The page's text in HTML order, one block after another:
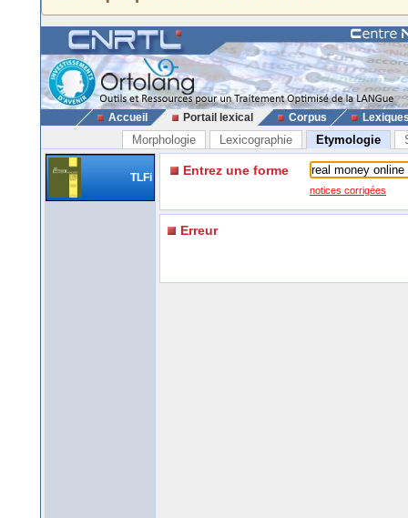
Accueil Portail lexical Corpus
Morphologie Lexicographie Etymologie
TLFi Entrez une forme
notices corrigées
Erreur